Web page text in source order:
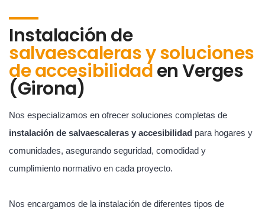
Instalación de
salvaescaleras y soluciones
de accesibilidadenVerges
(Girona)
Nos especializamos en ofrecer soluciones completas de
instalación de salvaescaleras y accesibilidad para hogares y
comunidades, asegurando seguridad, comodidad y
cumplimiento normativo en cada proyecto.
Nos encargamos de la instalación de diferentes tipos de